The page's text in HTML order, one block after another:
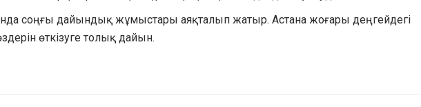
соңғы дайындық жұмыстары аяқталып жатыр. Астана жоғары деңгейдегі
өткізуге толық дайын.